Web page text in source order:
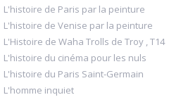
L'histoire de Paris par la peinture
L'histoire de Venise par la peinture
L'Histoire de Waha Trolls de Troy , T14
L'histoire du cinéma pour les nuls
L'histoire du Paris Saint-Germain
L'homme inquiet